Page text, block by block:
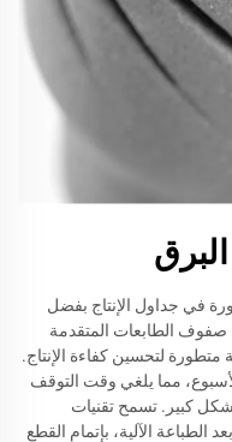
في جداول الإنتاج بفضل
صفوف الطابعات المتقدمة
لتحسين كفاءة الإنتاج.
مما يلغي وقت التوقف
كبير. تسمح تقنيات
الطباعة الآلية، بإتمام القطع